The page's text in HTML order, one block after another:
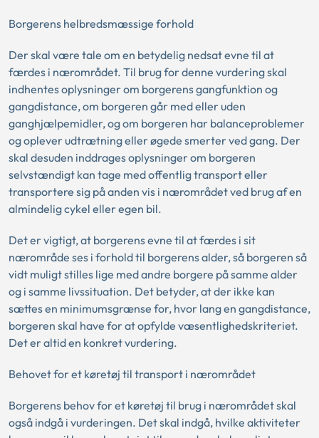
Borgerens helbredsmæssige forhold
Der skal være tale om en betydelig nedsat evne til at
færdes i nærområdet. Til brug for denne vurdering skal
indhentes oplysninger om borgerens gangfunktion og
gangdistance, om borgeren går med eller uden
ganghjælpemidler, og om borgeren har balanceproblemer
og oplever udtrætning eller øgede smerter ved gang. Der
skal desuden inddrages oplysninger om borgeren
selvstændigt kan tage med offentlig transport eller
transportere sig på anden vis i nærområdet ved brug af en
almindelig cykel eller egen bil.
Det er vigtigt, at borgerens evne til at færdes i sit
nærområde ses i forhold til borgerens alder, så borgeren så
vidt muligt stilles lige med andre borgere på samme alder
og i samme livssituation. Det betyder, at der ikke kan
sættes en minimumsgrænse for, hvor lang en gangdistance,
borgeren skal have for at opfylde væsentlighedskriteriet.
Det er altid en konkret vurdering.
Behovet for et køretøj til transport i nærområdet
Borgerens behov for et køretøj til brug i nærområdet skal
også indgå i vurderingen. Det skal indgå, hvilke aktiviteter